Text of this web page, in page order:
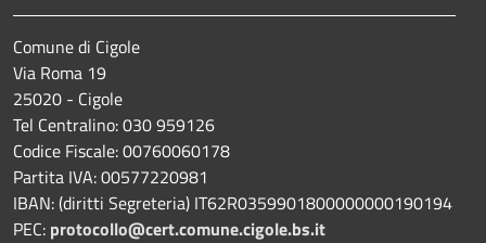
Comune di Cigole
Via Roma 19
25020 - Cigole
Tel Centralino: 030 959126
Codice Fiscale: 00760060178
Partita IVA: 00577220981
IBAN: (diritti Segreteria) IT62R0359901800000000190194
PEC: protocollo@cert.comune.cigole.bs.it